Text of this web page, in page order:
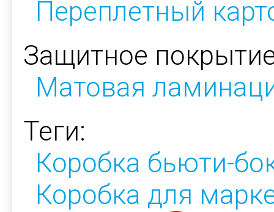
Переплетный
Защитное
Матовая
Теги:
Коробка бьюти-
Коробка для